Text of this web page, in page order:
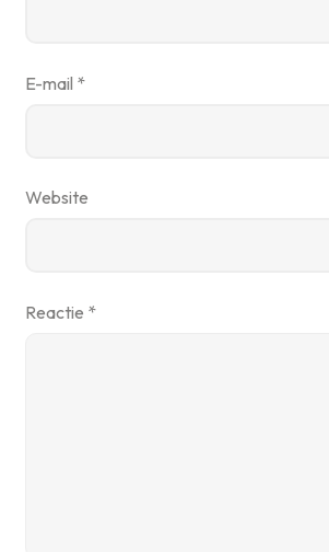
E-mail *
Website
Reactie *